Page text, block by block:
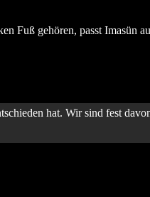
Fuß gehören, passt Imasün
hat. Wir sind fest